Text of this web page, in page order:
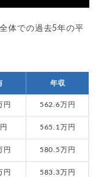
体での過去5年の平
年収
円 562.6万円
565.1万円
円 580.5万円
円 583.3万円